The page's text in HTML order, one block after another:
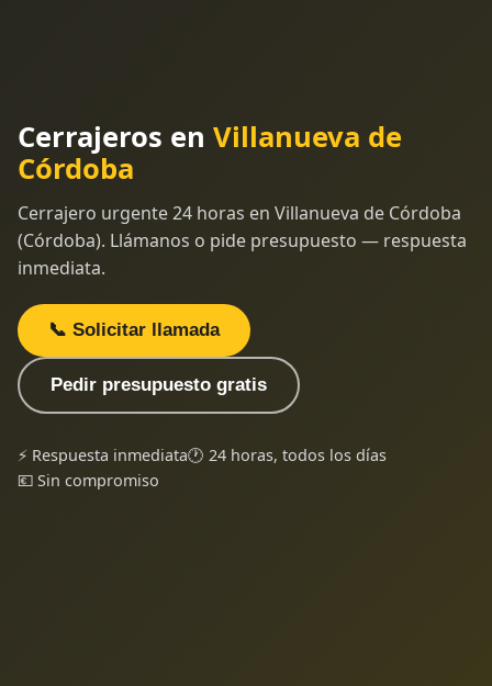
Cerrajeros en Villanueva de
Córdoba
Cerrajero urgente 24 horas en Villanueva de Córdoba
(Córdoba). Llámanos o pide presupuesto — respuesta
inmediata.
📞 Solicitar llamada
Pedir presupuesto gratis
⚡ Respuesta inmediata🕐 24 horas, todos los días
💶 Sin compromiso